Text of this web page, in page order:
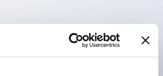
2 Stufen, ermöglicht eine 4-
(Gewährleistung der